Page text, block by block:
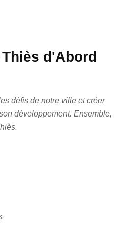
d'Abord
défis de notre ville et créer
développement. Ensemble,